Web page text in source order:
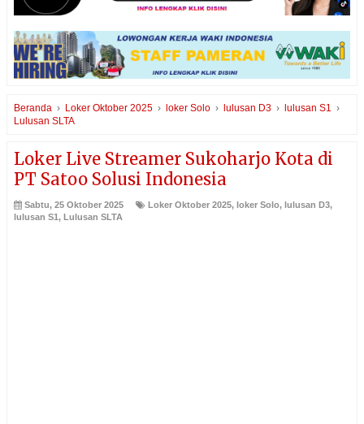
Beranda › Loker Oktober 2025 › loker Solo › lulusan D3 › lulusan S1 ›
Lulusan SLTA
Loker Live Streamer Sukoharjo Kota di
PT Satoo Solusi Indonesia
Sabtu, 25 Oktober 2025 Loker Oktober 2025, loker Solo, lulusan D3,
lulusan S1 , Lulusan SLTA